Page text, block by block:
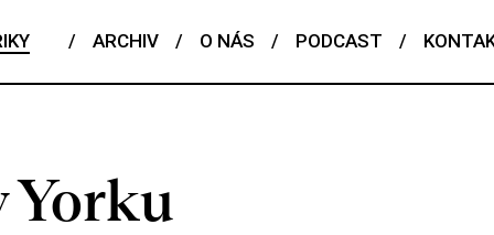
/ ARCHIV / O NÁS / PODCAST /
Yorku